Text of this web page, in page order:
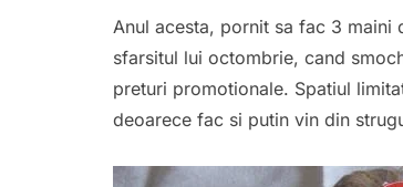
Anul acesta, pornit sa fac 3
sfarsitul lui octombrie, cand
preturi promotionale. Spatiul
deoarece fac si putin vin din